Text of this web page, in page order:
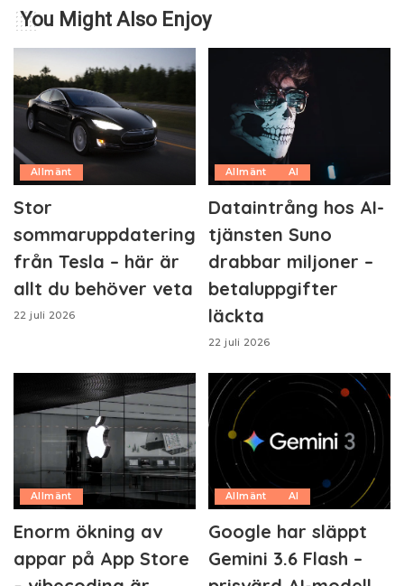
You Might Also Enjoy
Allmänt
Stor
sommaruppdatering
från Tesla – här är
allt du behöver veta
22 juli 2026
Allmänt AI
Dataintrång hos AI-
tjänsten Suno
drabbar miljoner –
betaluppgifter
läckta
22 juli 2026
Allmänt
Enorm ökning av
appar på App Store
Allmänt AI
Google har släppt
Gemini 3.6 Flash –